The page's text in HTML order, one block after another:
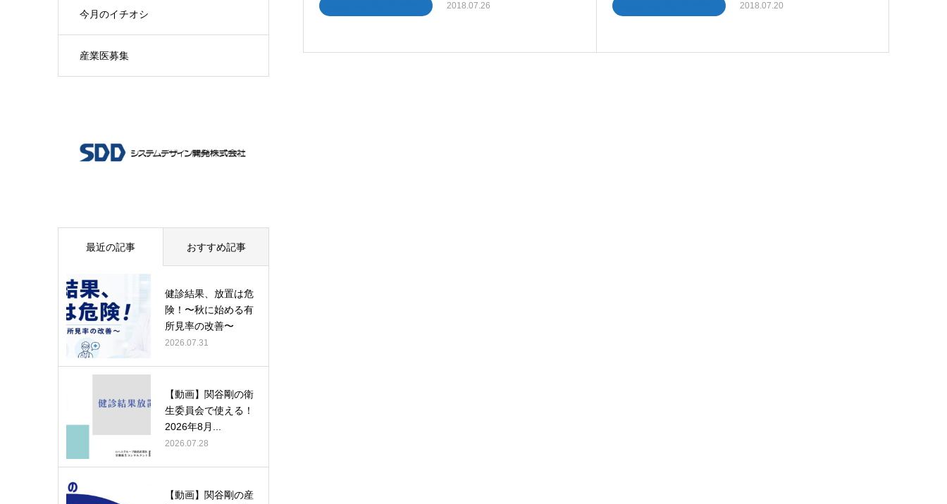
今月のイチオシ
産業医募集
2018.07.26 2018.07.20
最近の記事 おすすめ記事
健診結果、放置は危
険！〜秋に始める有
所見率の改善〜
2026.07.31
【動画】関谷剛の衛
生委員会で使える！
2026年8月...
2026.07.28
【動画】関谷剛の産